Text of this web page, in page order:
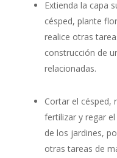
Extienda la capa
césped, plante
realice otras
construcción de
relacionadas.
Cortar el césped,
fertilizar y regar
de los jardines,
otras tareas de